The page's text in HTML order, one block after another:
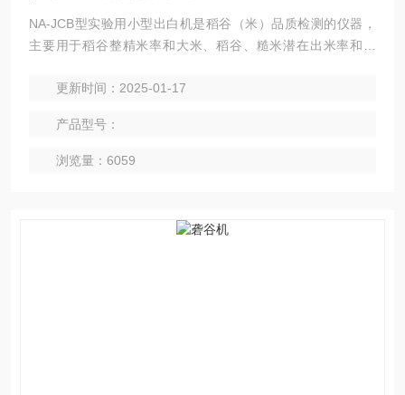
NA-JCB型实验用小型出白机是稻谷（米）品质检测的仪器，
主要用于稻谷整精米率和大米、稻谷、糙米潜在出米率和大
更新时间：2025-01-17
产品型号：
浏览量：6059